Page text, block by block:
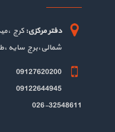
دفتر مرکزی: کرج
شمالی،برج سایه ،طبقه ۱۱
09127620200
09122644945
026-32548611